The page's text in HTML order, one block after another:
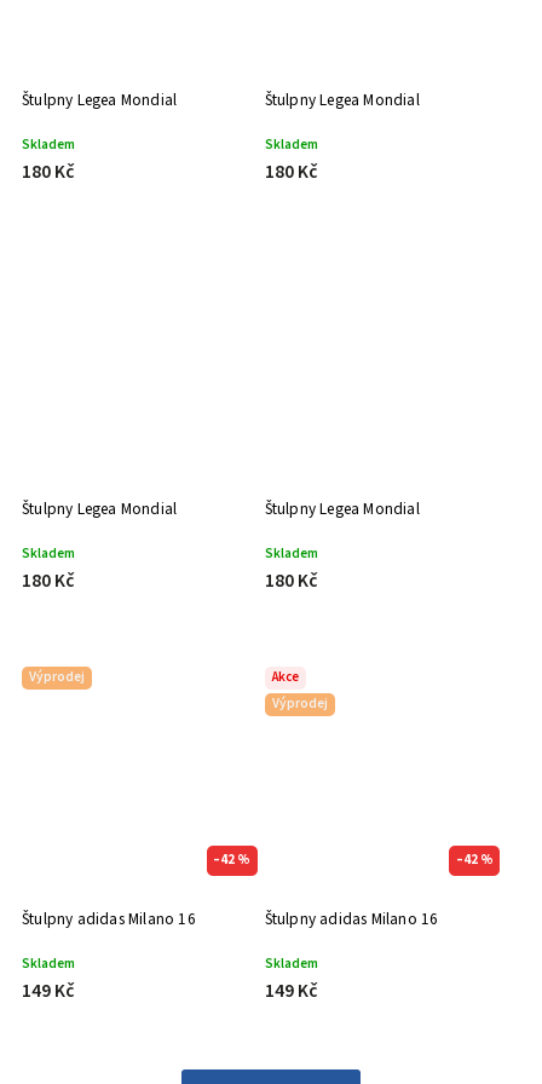
Štulpny Legea Mondial
Skladem
180 Kč
Štulpny Legea Mondial
Skladem
180 Kč
Štulpny Legea Mondial
Skladem
180 Kč
Štulpny Legea Mondial
Skladem
180 Kč
Výprodej
–42 %
Štulpny adidas Milano 16
Skladem
149 Kč
Akce
Výprodej
–42 %
Štulpny adidas Milano 16
Skladem
149 Kč